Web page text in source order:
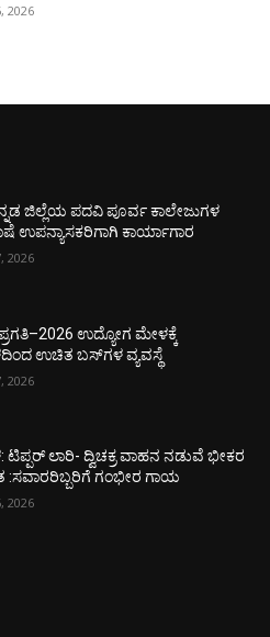
2026
ಜಿಲ್ಲೆಯ ಪದವಿ ಪೂರ್ವ ಕಾಲೇಜುಗಳ
ಉಪನ್ಯಾಸಕರಿಗಾಗಿ ಕಾರ್ಯಾಗಾರ
2026
ಉದ್ಯೋಗ ಮೇಳಕ್ಕೆ
ಉಚಿತ ಬಸ್‌ಗಳ ವ್ಯವಸ್ಥೆ
2026
ಟಿಪ್ಪರ್ ಲಾರಿ- ದ್ವಿಚಕ್ರ ವಾಹನ ನಡುವೆ ಭೀಕರ
:ಸವಾರರಿಬ್ಬರಿಗೆ ಗಂಭೀರ ಗಾಯ
2026